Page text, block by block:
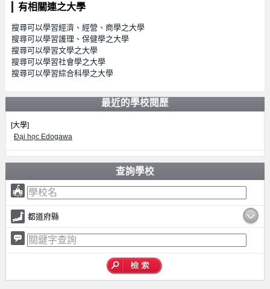
有相關連之大學
搜尋可以學習經濟、經營、商學之大學
搜尋可以學習護理、保健學之大學
搜尋可以學習文學之大學
搜尋可以學習社會學之大學
搜尋可以學習綜合科學之大學
最近的學校閱歷
[大學]
Đại học Edogawa
查詢學校
都道府縣